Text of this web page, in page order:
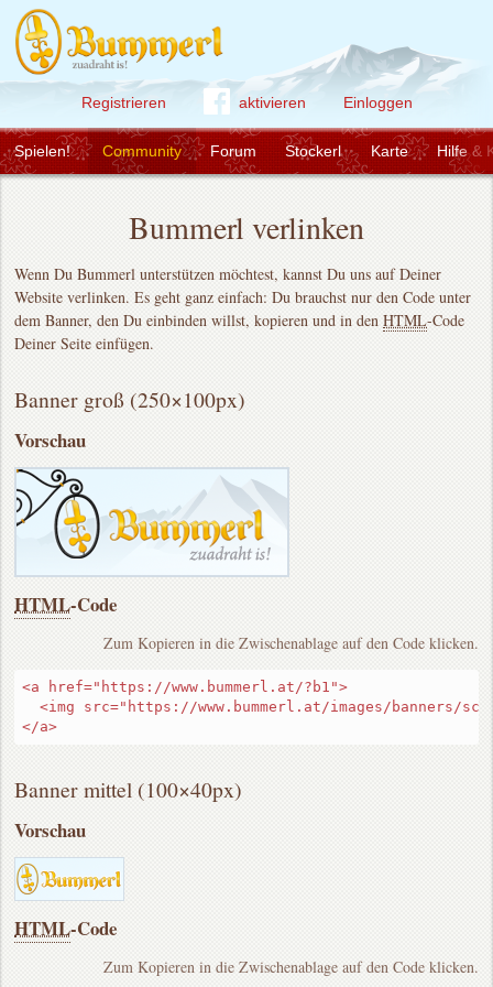
Registrieren aktivieren Einloggen
Community Forum Stockerl Karte Hilfe &
Spielen!
Bummerl verlinken
Wenn Du Bummerl unterstützen möchtest, kannst Du uns auf Deiner
Website verlinken. Es geht ganz einfach: Du brauchst nur den Code unter
dem Banner, den Du einbinden willst, kopieren und in denHTML-Code
Deiner Seite einfügen.
Banner groß (250×100px)
Vorschau
HTML-Code
Zum Kopieren in die Zwischenablage auf den Code klicken.
<a href="https://www.bummerl.at/?b1">
<img src="https://www.bummerl.at/images/banners/
</a>
Banner mittel (100×40px)
Vorschau
HTML-Code
Zum Kopieren in die Zwischenablage auf den Code klicken.